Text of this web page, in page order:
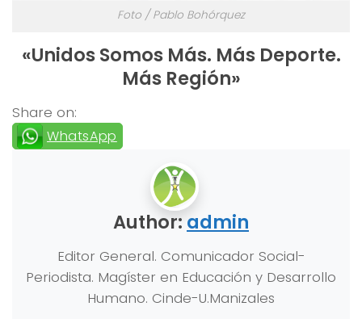
Foto / Pablo Bohórquez
«Unidos Somos Más. Más Deporte.
Más Región»
Share on:
WhatsApp
Author: admin
Editor General. Comunicador Social-
Periodista. Magíster en Educación y Desarrollo
Humano. Cinde-U.Manizales